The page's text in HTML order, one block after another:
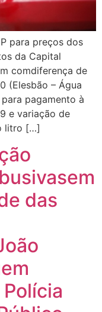
para preços dos
da Capital
comdiferença de
(Elesbão – Água
pagamento à
e variação de
litro […]
das